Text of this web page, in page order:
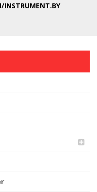
INSTRUMENT.BY